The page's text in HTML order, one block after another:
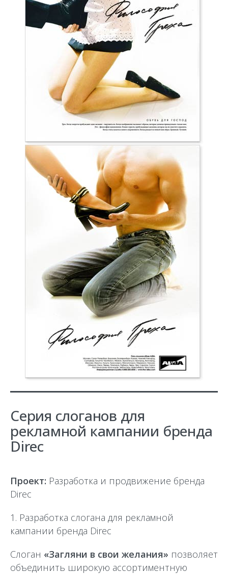
Серия слоганов для
рекламной кампании бренда
Direc
Проект: Разработка и продвижение бренда
Direc
1. Разработка слогана для рекламной
кампании бренда Direc
Слоган «Загляни в свои желания» позволяет
объединить широкую ассортиментную